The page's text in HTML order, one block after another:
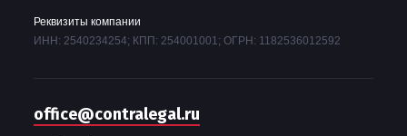
Реквизиты компании
ИНН: 2540234254; КПП: 254001001; ОГРН: 1182536012592
office@contralegal.ru